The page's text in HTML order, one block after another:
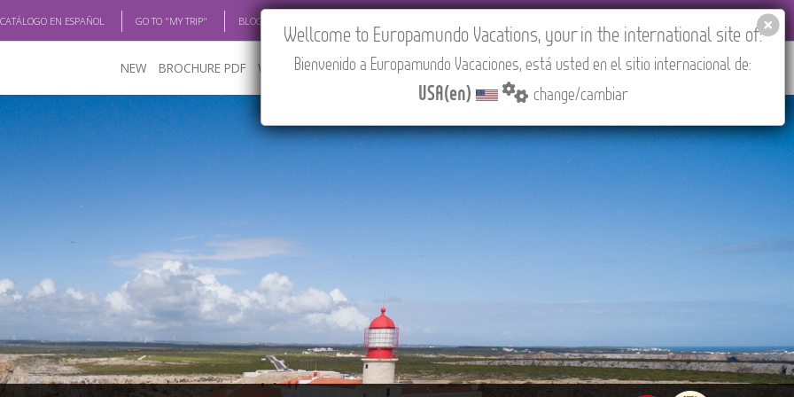
EN ESPAÑOL GO TO "MY TRIP" BLOG
NEW BROCHURE PDF WHERE TO BUY FEATURED ABOUT US CONTACT Find your Tour
Wellcome to Europamundo Vacations, your in the international site of:
Bienvenido a Europamundo Vacaciones, está usted en el sitio internacional de:
USA(en) change/cambiar